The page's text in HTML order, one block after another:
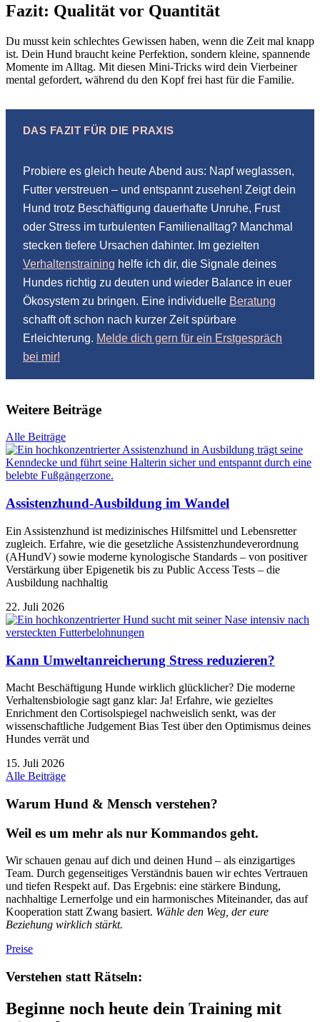
Fazit: Qualität vor Quantität
Du musst kein schlechtes Gewissen haben, wenn die Zeit mal knapp
ist. Dein Hund braucht keine Perfektion, sondern kleine, spannende
Momente im Alltag. Mit diesen Mini-Tricks wird dein Vierbeiner
mental gefordert, während du den Kopf frei hast für die Familie.
DAS FAZIT FÜR DIE PRAXIS
Probiere es gleich heute Abend aus: Napf weglassen,
Futter verstreuen – und entspannt zusehen! Zeigt dein
Hund trotz Beschäftigung dauerhafte Unruhe, Frust
oder Stress im turbulenten Familienalltag? Manchmal
stecken tiefere Ursachen dahinter. Im gezielten
Verhaltenstraining helfe ich dir, die Signale deines
Hundes richtig zu deuten und wieder Balance in euer
Ökosystem zu bringen. Eine individuelle Beratung
schafft oft schon nach kurzer Zeit spürbare
Erleichterung. Melde dich gern für ein Erstgespräch
bei mir!
Weitere Beiträge
Alle Beiträge
Assistenzhund-Ausbildung im Wandel
Ein Assistenzhund ist medizinisches Hilfsmittel und Lebensretter
zugleich. Erfahre, wie die gesetzliche Assistenzhundeverordnung
(AHundV) sowie moderne kynologische Standards – von positiver
Verstärkung über Epigenetik bis zu Public Access Tests – die
Ausbildung nachhaltig
22. Juli 2026
Kann Umweltanreicherung Stress reduzieren?
Macht Beschäftigung Hunde wirklich glücklicher? Die moderne
Verhaltensbiologie sagt ganz klar: Ja! Erfahre, wie gezieltes
Enrichment den Cortisolspiegel nachweislich senkt, was der
wissenschaftliche Judgement Bias Test über den Optimismus deines
Hundes verrät und
15. Juli 2026
Alle Beiträge
Warum Hund & Mensch verstehen?
Weil es um mehr als nur Kommandos geht.
Wir schauen genau auf dich und deinen Hund – als einzigartiges
Team. Durch gegenseitiges Verständnis bauen wir echtes Vertrauen
und tiefen Respekt auf. Das Ergebnis: eine stärkere Bindung,
nachhaltige Lernerfolge und ein harmonisches Miteinander, das auf
Kooperation statt Zwang basiert. Wähle den Weg, der eure
Beziehung wirklich stärkt.
Preise
Verstehen statt Rätseln:
Beginne noch heute dein Training mit